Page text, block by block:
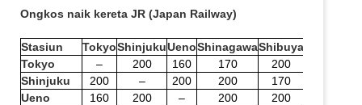
Ongkos naik kereta JR (Japan Railway)
Stasiun TokyoShinjukuUenoShinagawaShibuya
Tokyo
– 200 160 170 200
Shinjuku
200 – 200 200 170
Ueno
160 200 – 200 200